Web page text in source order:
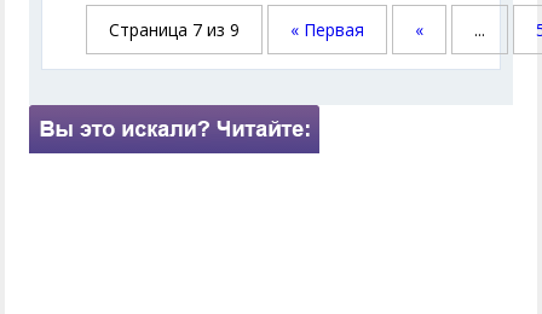
Страница 7 из 9 « Первая « ...